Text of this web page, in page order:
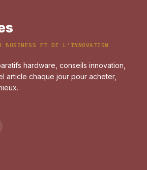
BUSINESS ET DE L'INNOVATION
hardware, conseils innovation,
article chaque jour pour acheter,